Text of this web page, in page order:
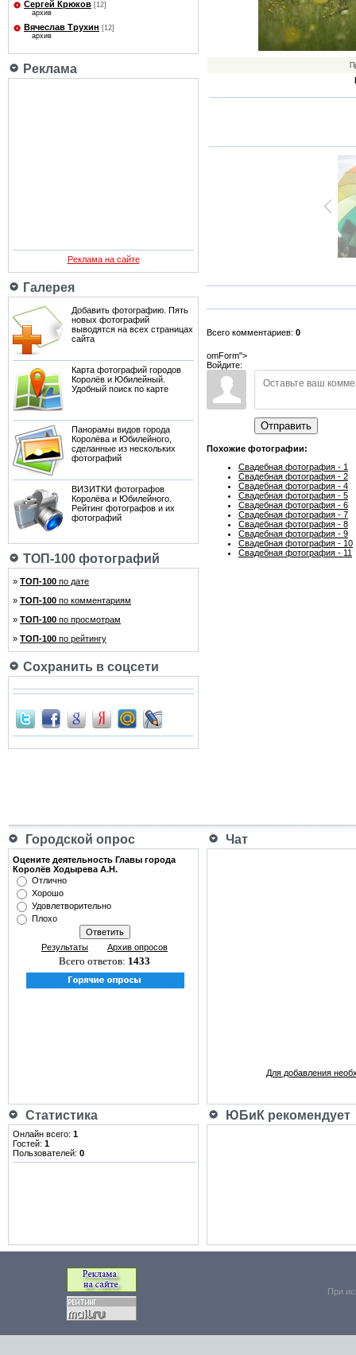
Сергей Крюков [12]
архив
Вячеслав Трухин [12]
архив
Реклама
Реклама на сайте
Галерея
Добавить фотографию. Пять
новых фотографий
выводятся на всех страницах
сайта
Карта фотографий городов
Королёв и Юбилейный.
Удобный поиск по карте
Панорамы видов города
Королёва и Юбилейного,
сделанные из нескольких
фотографий
ВИЗИТКИ фотографов
Королёва и Юбилейного.
Рейтинг фотографов и их
фотографий
ТОП-100 фотографий
» ТОП-100 по дате
» ТОП-100 по комментариям
» ТОП-100 по просмотрам
» ТОП-100 по рейтингу
Сохранить в соцсети
Всего комментариев: 0
omForm">
Войдите:
Отправить
Похожие фотографии:
Свадебная фотография - 1
Свадебная фотография - 2
Свадебная фотография - 4
Свадебная фотография - 5
Свадебная фотография - 6
Свадебная фотография - 7
Свадебная фотография - 8
Свадебная фотография - 9
Свадебная фотография - 10
Свадебная фотография - 11
Городской опрос Чат
Оцените деятельность Главы города
Королёв Ходырева А.Н.
Отлично
Хорошо
Удовлетворительно
Плохо
Результаты Архив опросов
Всего ответов: 1433
Для добавления
Статистика ЮБиК рекомендует
Онлайн всего: 1
Гостей: 1
Пользователей: 0
При